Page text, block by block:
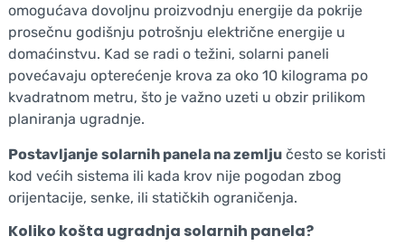
omogućava dovoljnu proizvodnju energije da pokrije
prosečnu godišnju potrošnju električne energije u
domaćinstvu. Kad se radi o težini, solarni paneli
povećavaju opterećenje krova za oko 10 kilograma po
kvadratnom metru, što je važno uzeti u obzir prilikom
planiranja ugradnje.
Postavljanje solarnih panela na zemljučesto se koristi
kod većih sistema ili kada krov nije pogodan zbog
orijentacije, senke, ili statičkih ograničenja.
Koliko košta ugradnja solarnih panela?